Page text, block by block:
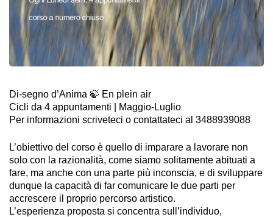
Di-segno d’Anima 🍃 En plein air
Cicli da 4 appuntamenti | Maggio-Luglio
Per informazioni scriveteci o contattateci al 3488939088
L’obiettivo del corso è quello di imparare a lavorare non
solo con la razionalità, come siamo solitamente abituati a
fare, ma anche con una parte più inconscia, e di sviluppare
dunque la capacità di far comunicare le due parti per
accrescere il proprio percorso artistico.
L’esperienza proposta si concentra sull’individuo,